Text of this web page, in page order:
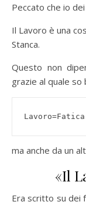
Peccato che io
Il Lavoro è una
Stanca.
Questo non
grazie al quale so
ma anche da un
«Il
Era scritto su dei